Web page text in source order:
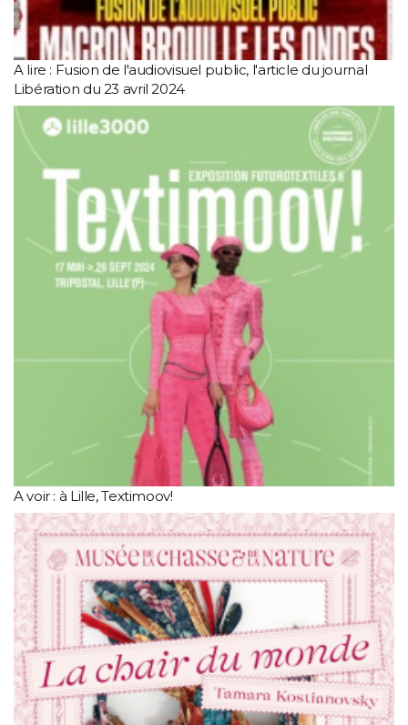
A lire : Fusion de l'audiovisuel public, l'article du journal
Libération du 23 avril 2024
A voir : à Lille, Textimoov!